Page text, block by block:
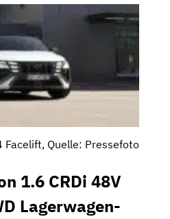
Facelift, Quelle: Pressefoto
1.6 CRDi 48V
Lagerwagen-